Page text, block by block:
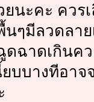
ยนะคะ ควร
นๆมีลวดลาย
ดฉาดเกินคว
ยบบางทีอา